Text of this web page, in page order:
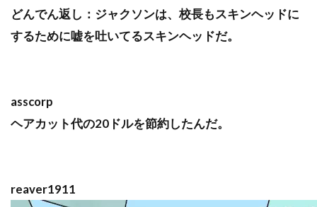
どんでん返し：ジャクソンは、校長もスキンヘッドに
するために嘘を吐いてるスキンヘッドだ。
asscorp
ヘアカット代の20ドルを節約したんだ。
reaver1911